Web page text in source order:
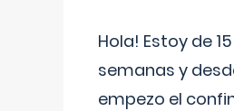
Hola! Estoy de 15
semanas y
empezo el